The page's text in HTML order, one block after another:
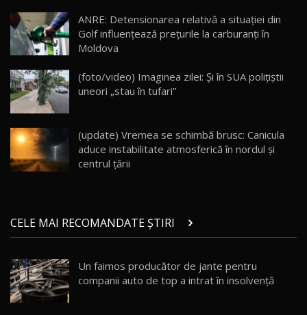
17 20:06
Va fi modelul nr.1 BYD în Moldova? BYD Seal U
30:08
AutoBlog.MD
23:36
20
Noul ZEEKR 7X / Test Drive AutoBlog.MD
29:08
21
AutoBlog.MD
16:59
22
Noua Mazda 6e / Test Drive AutoBlog.MD
26:59
ANRE: Detensionarea relativă a situației din
Golf influențează prețurile la carburanți în
Moldova
(foto/video) Imaginea zilei: Și în SUA polițiștii
uneori „stau în tufari”
(update) Vremea se schimbă brusc: Canicula
aduce instabilitate atmosferică în nordul și
centrul țării
CELE MAI RECOMANDATE ȘTIRI
Un faimos producător de jante pentru
companii auto de top a intrat în insolvență